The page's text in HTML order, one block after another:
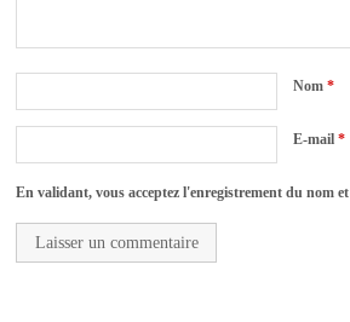
Nom*
E-mail*
En validant, vous acceptez l'enregistrement du nom